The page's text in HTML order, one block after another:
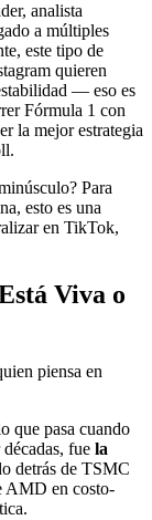
analista
a múltiples
este tipo de
quieren
— eso es
Fórmula 1 con
la mejor estrategia
Para
esto es una
en TikTok,
Viva o
piensa en
que pasa cuando
fue la
detrás de TSMC
AMD en costo-